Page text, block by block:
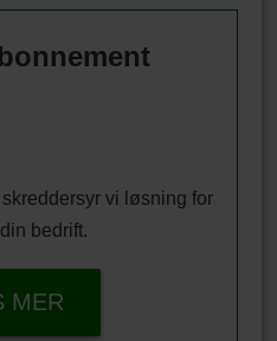
vi løsning for
bedrift.
MER